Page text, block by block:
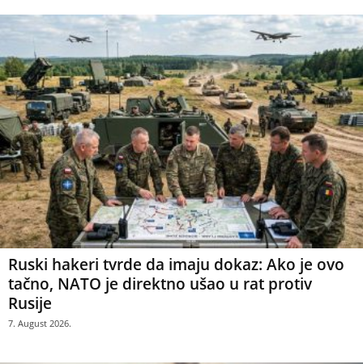
Ruski hakeri tvrde da imaju dokaz: Ako je ovo
tačno, NATO je direktno ušao u rat protiv
Rusije
7. August 2026.